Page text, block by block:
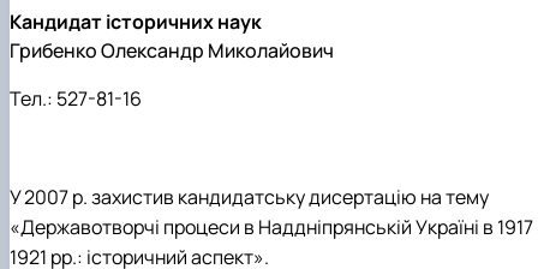
Кандидат історичних наук
Грибенко Олександр Миколайович
Тел.: 527-81-16
У 2007 р. захистив кандидатську дисертацію на тему
«Державотворчі процеси в Наддніпрянській Україні в 1917
1921 рр.: історичний аспект».